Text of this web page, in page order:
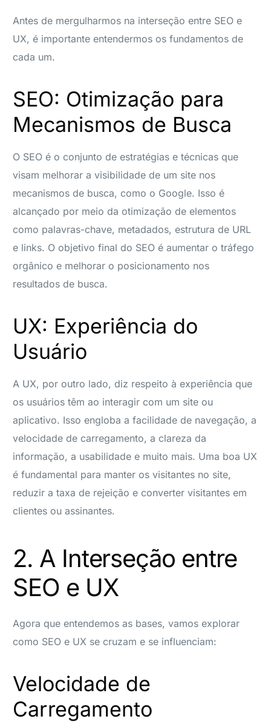
Antes de mergulharmos na interseção entre SEO e
UX, é importante entendermos os fundamentos de
cada um.
SEO: Otimização para
Mecanismos de Busca
O SEO é o conjunto de estratégias e técnicas que
visam melhorar a visibilidade de um site nos
mecanismos de busca, como o Google. Isso é
alcançado por meio da otimização de elementos
como palavras-chave, metadados, estrutura de URL
e links. O objetivo final do SEO é aumentar o tráfego
orgânico e melhorar o posicionamento nos
resultados de busca.
UX: Experiência do
Usuário
A UX, por outro lado, diz respeito à experiência que
os usuários têm ao interagir com um site ou
aplicativo. Isso engloba a facilidade de navegação, a
velocidade de carregamento, a clareza da
informação, a usabilidade e muito mais. Uma boa UX
é fundamental para manter os visitantes no site,
reduzir a taxa de rejeição e converter visitantes em
clientes ou assinantes.
2. A Interseção entre
SEO e UX
Agora que entendemos as bases, vamos explorar
como SEO e UX se cruzam e se influenciam:
Velocidade de
Carregamento